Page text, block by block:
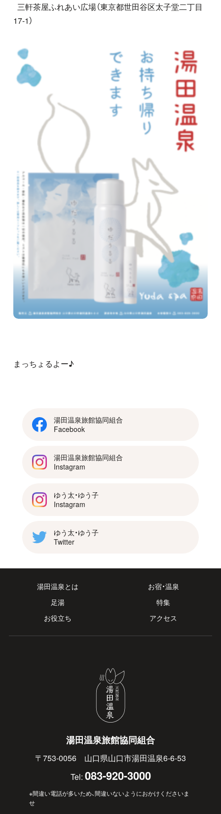
三軒茶屋ふれあい広場（東京都世田谷区太子堂二丁目
17‐1）
まっちょるよー♪
湯田温泉旅館協同組合
Facebook
湯田温泉旅館協同組合
Instagram
ゆう太・ゆう子
Instagram
ゆう太・ゆう子
Twitter
湯田温泉とは
お宿・温泉
足湯
特集
お役立ち
アクセス
湯田温泉旅館協同組合
〒753-0056 山口県山口市湯田温泉6-6-53
Tel: 083-920-3000
※間違い電話が多いため、間違いないようにおかけくださいま
せ